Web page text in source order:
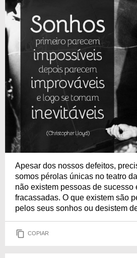
Apesar dos nossos defeitos,
somos pérolas únicas no teatro
não existem pessoas de sucesso
fracassadas. O que existem são
pelos seus sonhos ou desistem
COPIAR